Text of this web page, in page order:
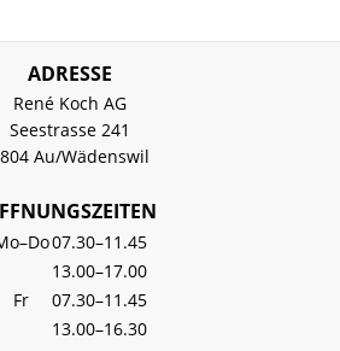
ADRESSE
René Koch AG
Seestrasse 241
Au/Wädenswil
07.30–11.45
13.00–17.00
Fr
07.30–11.45
13.00–16.30